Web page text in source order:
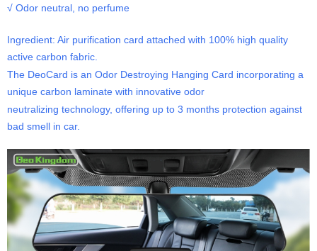
√ Odor neutral, no perfume
Ingredient: Air purification card attached with 100% high quality
active carbon fabric.
The DeoCard is an Odor Destroying Hanging Card incorporating a
unique carbon laminate with innovative odor
neutralizing technology, offering up to 3 months protection against
bad smell in car.